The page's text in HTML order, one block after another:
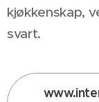
kjøkkenskap,
svart.